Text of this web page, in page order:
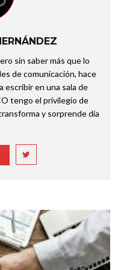
sin saber más que lo
de comunicación, hace
escribir en una sala de
tengo el privilegio de
y sorprende día